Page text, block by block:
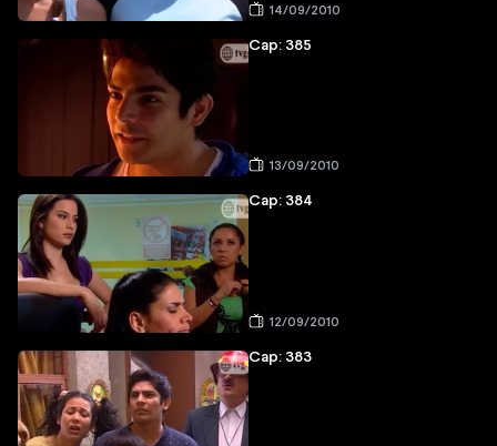
14/09/2010
Cap: 385
13/09/2010
Cap: 384
12/09/2010
Cap: 383